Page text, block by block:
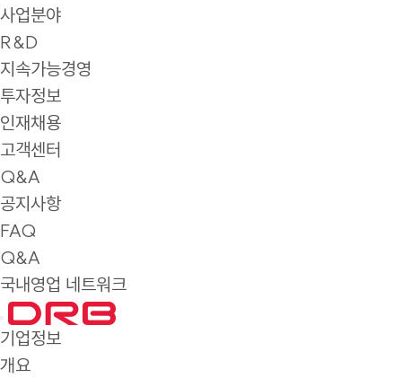
사업분야
R&D
지속가능경영
투자정보
인재채용
고객센터
Q&A
공지사항
FAQ
Q&A
국내영업 네트워크
기업정보
개요